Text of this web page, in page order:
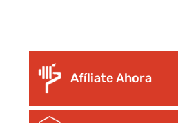
Afíliate Ahora